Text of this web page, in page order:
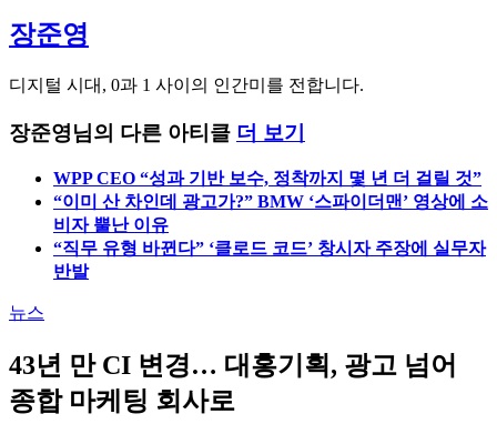
장준영
디지털 시대, 0과 1 사이의 인간미를 전합니다.
장준영님의 다른 아티클더 보기
“직무 유형 바뀐다” ‘클로드 코드’ 창시자 주장에 실무자
반발